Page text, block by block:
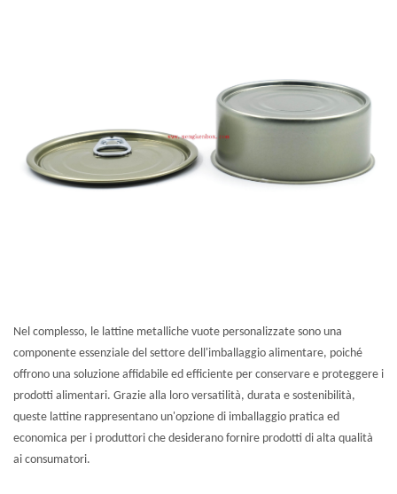
Nel complesso, le lattine metalliche vuote personalizzate sono una
componente essenziale del settore dell'imballaggio alimentare, poiché
offrono una soluzione affidabile ed efficiente per conservare e proteggere i
prodotti alimentari. Grazie alla loro versatilità, durata e sostenibilità,
queste lattine rappresentano un'opzione di imballaggio pratica ed
economica per i produttori che desiderano fornire prodotti di alta qualità
ai consumatori.